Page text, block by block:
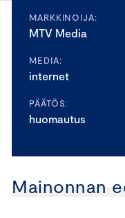
MARKKINOIJA:
MTV Media
MEDIA:
internet
PÄÄTÖS:
huomautus
Mainonnan